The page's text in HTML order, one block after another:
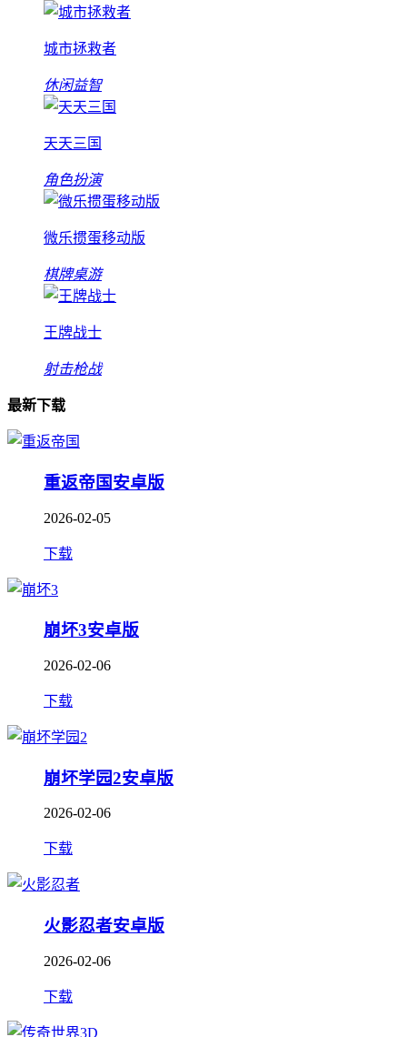
城市拯救者
休闲益智
天天三国
角色扮演
微乐掼蛋移动版
棋牌桌游
王牌战士
射击枪战
最新下载
重返帝国安卓版
2026-02-05
下载
崩坏3安卓版
2026-02-06
下载
崩坏学园2安卓版
2026-02-06
下载
火影忍者安卓版
2026-02-06
下载